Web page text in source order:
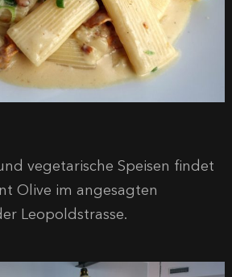
vegetarische Speisen findet
Olive im angesagten
Leopoldstrasse.